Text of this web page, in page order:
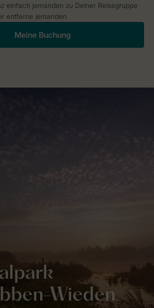
einfach jemanden zu Deiner Reisegruppe
entferne jemanden.
Meine Buchung
Wieden